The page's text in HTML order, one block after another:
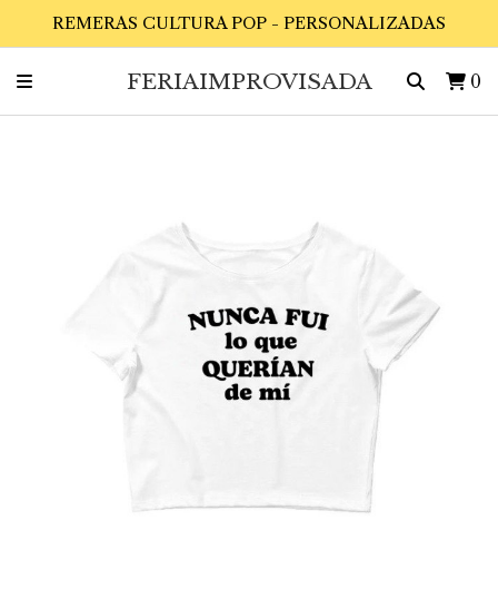
REMERAS CULTURA POP - PERSONALIZADAS
FERIAIMPROVISADA 0